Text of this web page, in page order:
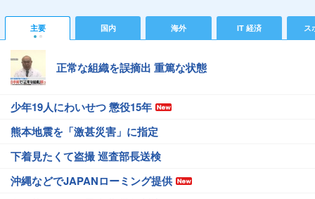
主要 国内 海外 IT 経済 ス
正常な組織を誤摘出 重篤な状態
少年19人にわいせつ 懲役15年
熊本地震を「激甚災害」に指定
下着見たくて盗撮 巡査部長送検
沖縄などでJAPANローミング提供